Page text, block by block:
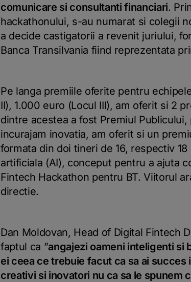
comunicare si consultanti financiari.
hackathonului, s-au numarat si colegii
a decide castigatorii a revenit juriului,
Banca Transilvania fiind reprezentata
Pe langa premiile oferite pentru
II), 1.000 euro (Locul III), am oferit si 2
dintre acestea a fost Premiul
incurajam inovatia, am oferit si un
formata din doi tineri de 16, respectiv
artificiala (AI), conceput pentru a ajuta
Fintech Hackathon pentru BT. Viitorul
directie.
Dan Moldovan, Head of Digital Fintech
faptul ca ”angajezi oameni inteligenti si
ei ceea ce trebuie facut ca sa ai succes
creativi si inovatori nu ca sa le spunem